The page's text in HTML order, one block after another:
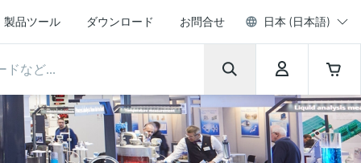
製品ツール ダウンロード お問合せ 日本 (日本語)